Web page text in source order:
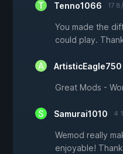
Tenno1066 17 8
You made the
could play.
ArtisticEagle750
Great Mods -
Samurai1010 4
Wemod really
enjoyable!